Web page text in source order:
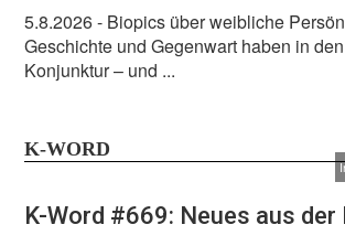
5.8.2026- Biopics über weibliche
Geschichte und Gegenwart haben in
Konjunktur – und ...
K-WORD
K-Word #669: Neues aus